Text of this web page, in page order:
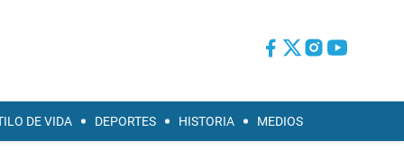
DE VIDA DEPORTES HISTORIA MEDIOS